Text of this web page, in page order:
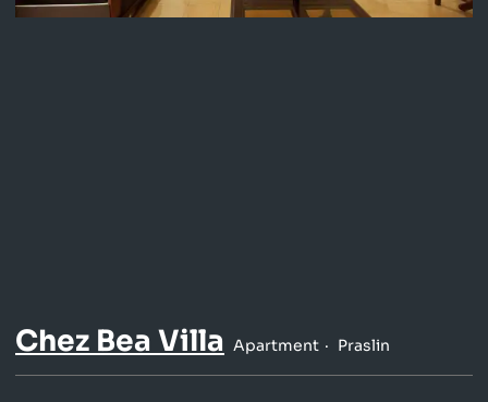
Chez Bea Villa Apartment Praslin